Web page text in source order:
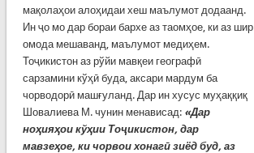
мақолаҳои алоҳидаи хеш маълумот додаанд.
Ин ҷо мо дар бораи бархе аз таомҳое, ки аз шир
омода мешаванд, маълумот медиҳем.
Тоҷикистон аз рўйи мавқеи географӣ
сарзамини кўҳӣ буда, аксари мардум ба
чорводорӣ машғуланд. Дар ин хусус муҳаққиқ
Шовалиева М. чунин менависад: «Дар
ноҳияҳои кўҳии Тоҷикистон, дар
мавзеҳое, ки чорвои хонагӣ зиёд буд, аз